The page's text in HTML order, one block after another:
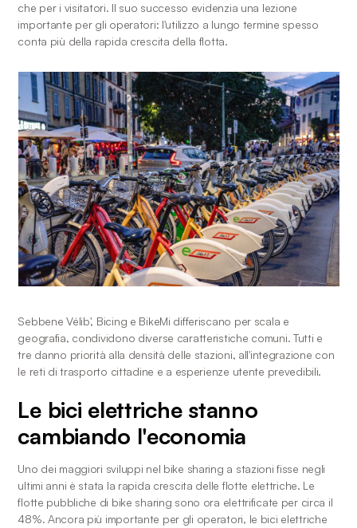
che per i visitatori. Il suo successo evidenzia una lezione
importante per gli operatori: l'utilizzo a lungo termine spesso
conta più della rapida crescita della flotta.
Sebbene Vélib', Bicing e BikeMi differiscano per scala e
geografia, condividono diverse caratteristiche comuni. Tutti e
tre danno priorità alla densità delle stazioni, all'integrazione con
le reti di trasporto cittadine e a esperienze utente prevedibili.
Le bici elettriche stanno
cambiando l'economia
Uno dei maggiori sviluppi nel bike sharing a stazioni fisse negli
ultimi anni è stata la rapida crescita delle flotte elettriche. Le
flotte pubbliche di bike sharing sono ora elettrificate per circa il
48%. Ancora più importante per gli operatori, le bici elettriche